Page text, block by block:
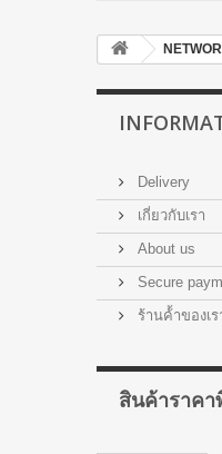
Delivery
เกี่ยวกับเรา
About us
Secure
ร้านค้้าของเร
สินค้าราคา